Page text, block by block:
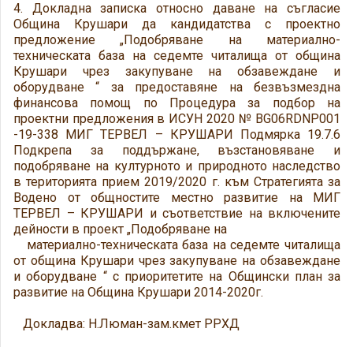
4. Докладна записка относно даване на съгласие
Община Крушари да кандидатства с проектно
предложение „Подобряване на материално-
техническата база на седемте читалища от община
Крушари чрез закупуване на обзавеждане и
оборудване “ за предоставяне на безвъзмездна
финансова помощ по Процедура за подбор на
проектни предложения в ИСУН 2020 № BG06RDNP001
-19-338 МИГ ТЕРВЕЛ – КРУШАРИ Подмярка 19.7.6
Подкрепа за поддържане, възстановяване и
подобряване на културното и природното наследство
в територията прием 2019/2020 г. към Стратегията за
Водено от общностите местно развитие на МИГ
ТЕРВЕЛ – КРУШАРИ и съответствие на включените
дейности в проект „Подобряване на
материално-техническата база на седемте читалища
от община Крушари чрез закупуване на обзавеждане
и оборудване “ с приоритетите на Общински план за
развитие на Община Крушари 2014-2020г.
Докладва: Н.Люман-зам.кмет РРХД